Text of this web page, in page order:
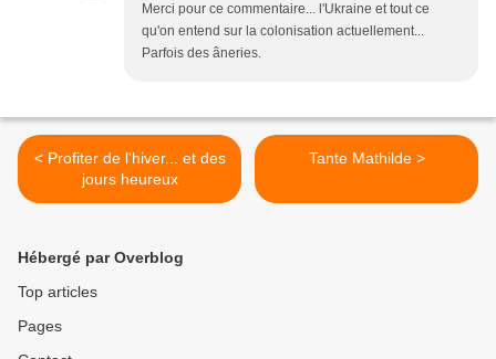
Merci pour ce commentaire... l'Ukraine et tout ce
qu'on entend sur la colonisation actuellement...
Parfois des âneries.
< Profiter de l'hiver... et des
jours heureux
Tante Mathilde >
Hébergé par Overblog
Top articles
Pages